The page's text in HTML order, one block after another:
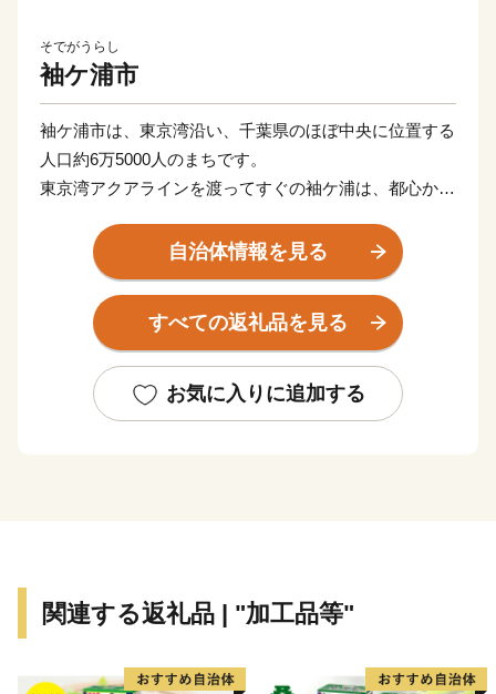
そでがうらし
袖ケ浦市
袖ケ浦市は、東京湾沿い、千葉県のほぼ中央に位置する
人口約6万5000人のまちです。
東京湾アクアラインを渡ってすぐの袖ケ浦は、都心から
特徴です。
東京湾に面した臨海部はエネルギーや石油化学などの大
規模な工場が立地する一方で、内陸部には豊かな田園風
景が広がります。
プ、四季を通じて味覚狩りが楽しめます。
んでいます。
った調べ学習の推進や学級担任とは別にサポート教員を
自治体情報を見る
すべての返礼品を見る
お気に入りに追加する
関連する返礼品 | "加工品等"